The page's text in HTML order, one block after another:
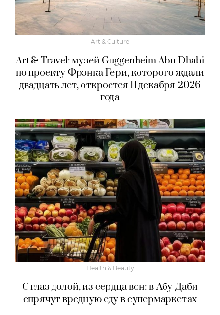
Art & Culture
Art & Travel: музей Guggenheim Abu Dhabi
по проекту Фрэнка Гери, которого ждали
двадцать лет, откроется 11 декабря 2026
года
Health & Beauty
С глаз долой, из сердца вон: в Абу-Даби
спрячут вредную еду в супермаркетах